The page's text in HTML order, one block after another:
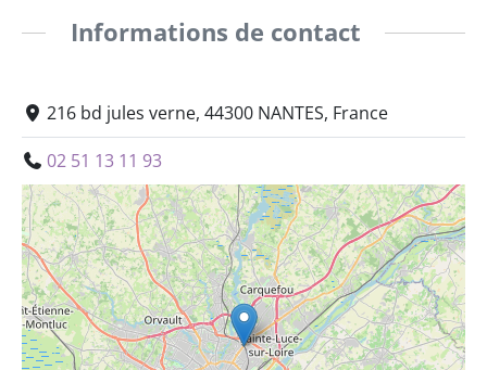
Informations de contact
216 bd jules verne, 44300 NANTES, France
02 51 13 11 93